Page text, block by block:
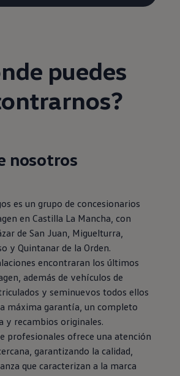
puedes
nosotros
es un grupo de concesionarios
en Castilla La Mancha, con
de San Juan, Miguelturra,
y Quintanar de la Orden.
encontraran los últimos
además de vehículos de
y seminuevos todos ellos
máxima garantía, un completo
y recambios originales.
profesionales ofrece una atención
garantizando la calidad,
que caracterizan a la marca